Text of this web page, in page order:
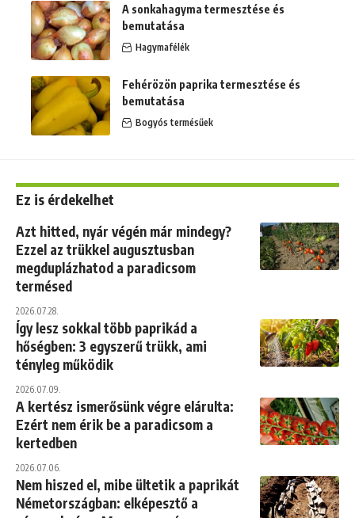
A sonkahagyma termesztése és
bemutatása
Hagymafélék
Fehérözön paprika termesztése és
bemutatása
Bogyós termésűek
Ez is érdekelhet
Azt hitted, nyár végén már mindegy?
Ezzel az trükkel augusztusban
megduplázhatod a paradicsom
termésed
2026.07.28.
Így lesz sokkal több paprikád a
hőségben: 3 egyszerű trükk, ami
tényleg működik
2026.07.09.
A kertész ismerősünk végre elárulta:
Ezért nem érik be a paradicsom a
kertedben
2026.07.06.
Nem hiszed el, mibe ültetik a paprikát
Németországban: elképesztő a